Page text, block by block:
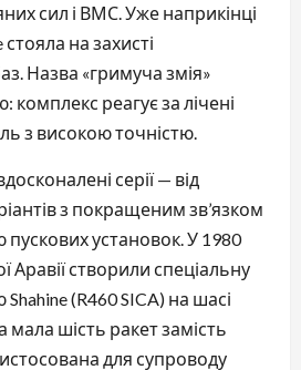
сил і ВМС. Уже наприкінці
на захисті
Назва «гримуча змія»
комплекс реагує за лічені
з високою точністю.
серії — від
з покращеним зв’язком
пускових установок. У 1980
Аравії створили спеціальну
(R460 SICA) на шасі
мала шість ракет замість
для супроводу